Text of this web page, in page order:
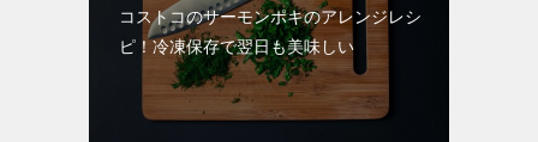
コストコのサーモンポキのアレンジレシ
ピ！冷凍保存で翌日も美味しい